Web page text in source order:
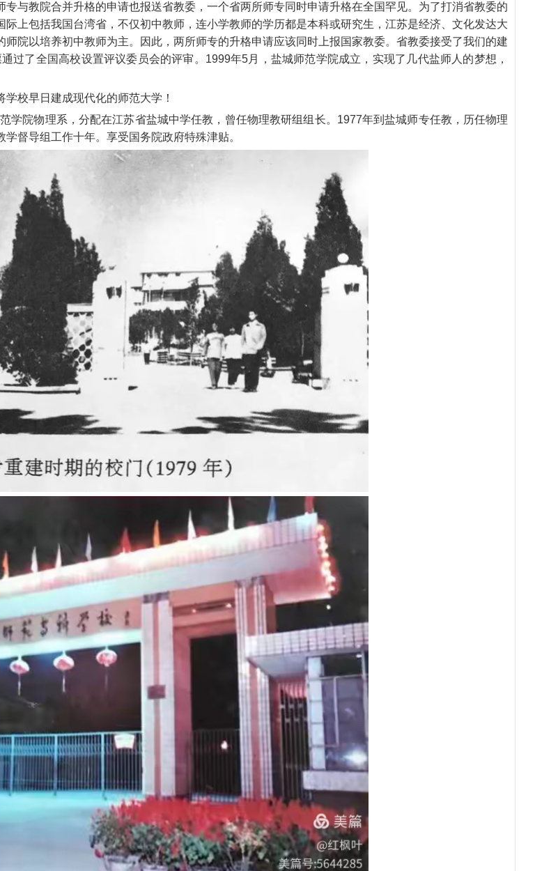
与教院合并升格的申请也报送省教委，一个省两所师专同时申请升格在全国罕见。为了打消省教委的
上包括我国台湾省，不仅初中教师，连小学教师的学历都是本科或研究生，江苏是经济、文化发达大
院以培养初中教师为主。因此，两所师专的升格申请应该同时上报国家教委。省教委接受了我们的建
过了全国高校设置评议委员会的评审。1999年5月，盐城师范学院成立，实现了几代盐师人的梦想，
校早日建成现代化的师范大学！
范学院物理系 ， 分配在江苏省盐城中学任教 ， 曾任物理教研组组 长。 1977年到盐城师专任教 ， 历任物理
学督导组 工作十年。 享受国务院政府特殊津贴。